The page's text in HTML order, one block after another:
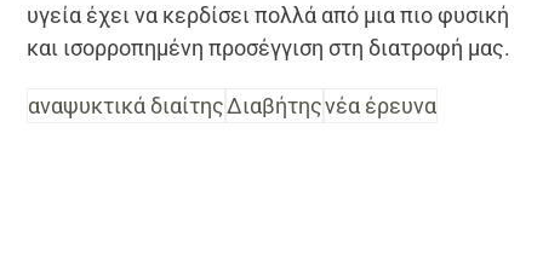
υγεία έχει να κερδίσει πολλά από μια πιο φυσική
και ισορροπημένη προσέγγιση στη διατροφή μας.
αναψυκτικά διαίτηςΔιαβήτηςνέα έρευνα